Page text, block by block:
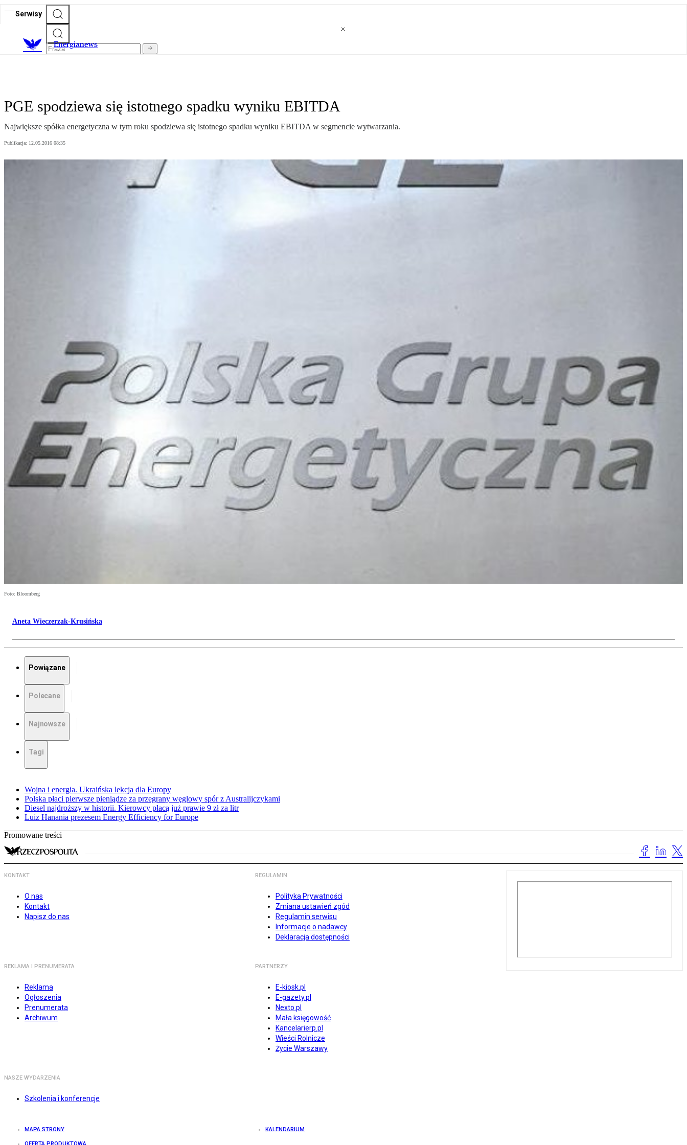
Serwisy
Energianews
PGE spodziewa się istotnego spadku wyniku EBITDA
Największe spółka energetyczna w tym roku spodziewa się istotnego spadku wyniku EBITDA w segmencie wytwarzania.
Publikacja: 12.05.2016 08:35
Foto: Bloomberg
Aneta Wieczerzak-Krusińska
Powiązane
Polecane
Najnowsze
Tagi
Wojna i energia. Ukraińska lekcja dla Europy
Polska płaci pierwsze pieniądze za przegrany węglowy spór z Australijczykami
Diesel najdroższy w historii. Kierowcy płacą już prawie 9 zł za litr
Luiz Hanania prezesem Energy Efficiency for Europe
Promowane treści
KONTAKT
O nas
Kontakt
Napisz do nas
REGULAMIN
Polityka Prywatności
Zmiana ustawień zgód
Regulamin serwisu
Informacje o nadawcy
Deklaracja dostępności
REKLAMA I PRENUMERATA
Reklama
Ogłoszenia
Prenumerata
Archiwum
PARTNERZY
E-kiosk.pl
E-gazety.pl
Nexto.pl
Mała księgowość
Kancelarierp.pl
Wieści Rolnicze
Życie Warszawy
NASZE WYDARZENIA
Szkolenia i konferencje
MAPA STRONY KALENDARIUM